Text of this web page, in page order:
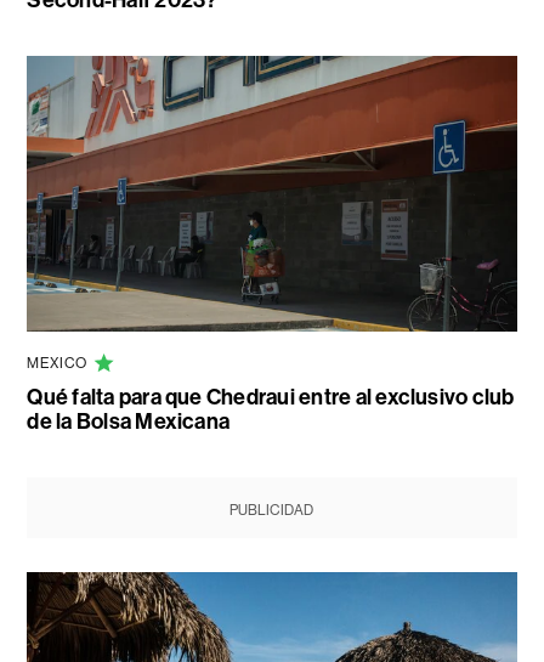
MEXICO
Qué falta para que Chedraui entre al exclusivo club
de la Bolsa Mexicana
PUBLICIDAD